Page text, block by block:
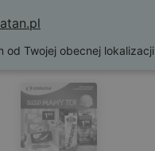
od Twojej obecnej lokalizacji